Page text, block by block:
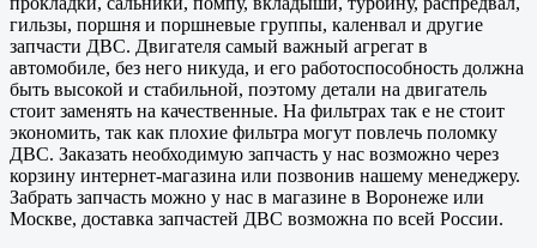
гильзы, поршня и поршневые группы, каленвал и другие
запчасти ДВС. Двигателя самый важный агрегат в
автомобиле, без него никуда, и его работоспособность должна
быть высокой и стабильной, поэтому детали на двигатель
стоит заменять на качественные. На фильтрах так е не стоит
экономить, так как плохие фильтра могут повлечь поломку
ДВС. Заказать необходимую запчасть у нас возможно через
корзину интернет-магазина или позвонив нашему менеджеру.
Забрать запчасть можно у нас в магазине в Воронеже или
Москве, доставка запчастей ДВС возможна по всей России.